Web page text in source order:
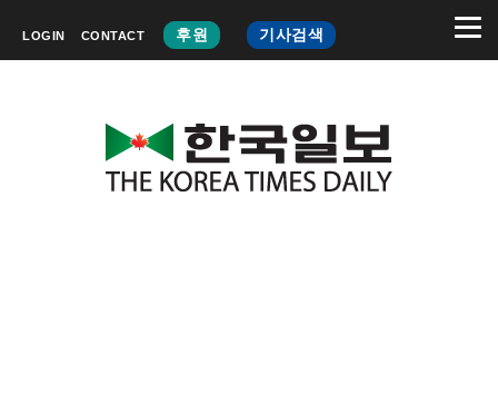
LOGIN CONTACT 후원 기사검색